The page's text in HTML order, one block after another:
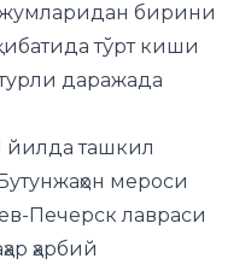
бирини
тўрт киши
даражада
йилда ташкил
мероси
Печерск лавраси
ҳарбий